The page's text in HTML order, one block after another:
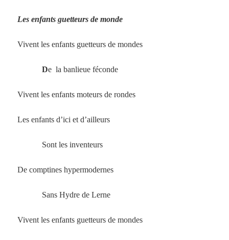
Les enfants guetteurs de monde
Vivent les enfants guetteurs de mondes
De la banlieue féconde
Vivent les enfants moteurs de rondes
Les enfants d’ici et d’ailleurs
Sont les inventeurs
De comptines hypermodernes
Sans Hydre de Lerne
Vivent les enfants guetteurs de mondes